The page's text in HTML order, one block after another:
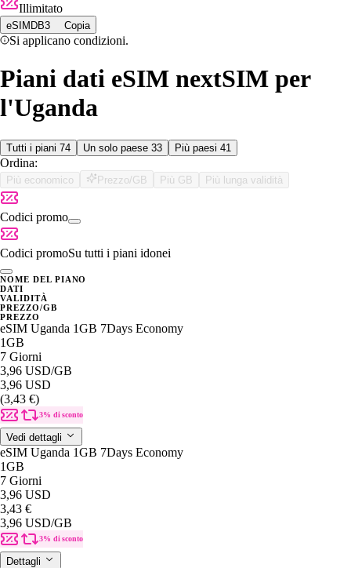
Illimitato
eSIMDB3 Copia
Si applicano condizioni.
Piani dati eSIM nextSIM per
l'Uganda
Tutti i piani 74 Un solo paese 33 Più paesi 41
Ordina:
Più economico Prezzo/GB Più GB Più lunga validità
Codici promo
Codici promoSu tutti i piani idonei
NOME DEL PIANO
DATI
VALIDITÀ
PREZZO/GB
PREZZO
eSIM Uganda 1GB 7Days Economy
1GB
7 Giorni
3,96 USD/GB
3,96 USD
(3,43 €)
3% di sconto
Vedi dettagli
eSIM Uganda 1GB 7Days Economy
1GB
7 Giorni
3,96 USD
3,43 €
3,96 USD/GB
3% di sconto
Dettagli